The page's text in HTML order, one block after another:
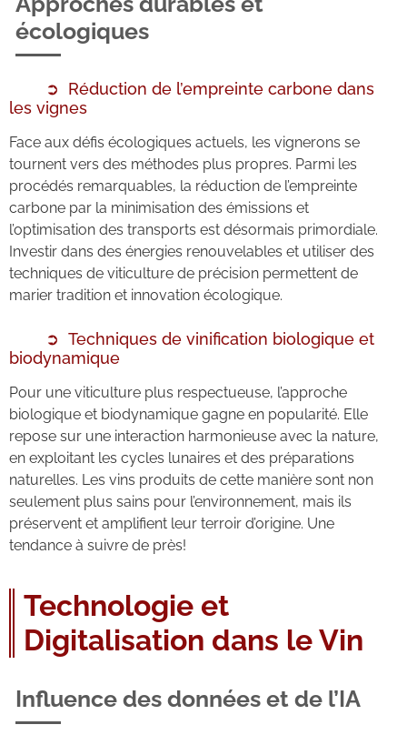
écologiques
Réduction de l’empreinte carbone dans
les vignes
Face aux défis écologiques actuels, les vignerons se
tournent vers des méthodes plus propres. Parmi les
procédés remarquables, la réduction de l’empreinte
carbone par la minimisation des émissions et
l’optimisation des transports est désormais primordiale.
Investir dans des énergies renouvelables et utiliser des
techniques de viticulture de précision permettent de
marier tradition et innovation écologique.
Techniques de vinification biologique et
biodynamique
Pour une viticulture plus respectueuse, l’approche
biologique et biodynamique gagne en popularité. Elle
repose sur une interaction harmonieuse avec la nature,
en exploitant les cycles lunaires et des préparations
naturelles. Les vins produits de cette manière sont non
seulement plus sains pour l’environnement, mais ils
préservent et amplifient leur terroir d’origine. Une
tendance à suivre de près!
Technologie et
Digitalisation dans le Vin
Influence des données et de l’IA